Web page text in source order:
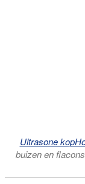
Ultrasone
buizen en